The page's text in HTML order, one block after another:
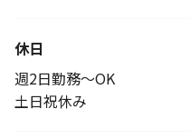
休日
週2日勤務～OK
土日祝休み